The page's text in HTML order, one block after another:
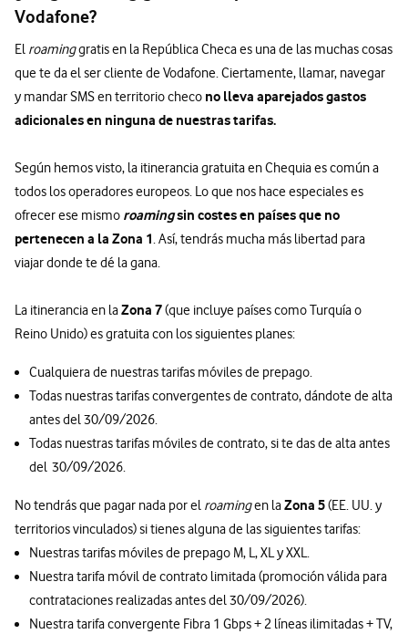
Vodafone?
El roaminggratis en la República Checa es una de las muchas cosas
que te da el ser cliente de Vodafone. Ciertamente, llamar, navegar
y mandar SMS en territorio checo no lleva aparejados gastos
adicionales en ninguna de nuestras tarifas.
Según hemos visto, la itinerancia gratuita en Chequia es común a
todos los operadores europeos. Lo que nos hace especiales es
ofrecer ese mismo roamingsin costes en países que no
pertenecen a la Zona 1. Así, tendrás mucha más libertad para
viajar donde te dé la gana.
La itinerancia en laZona 7(que incluye países como Turquía o
Reino Unido) es gratuita con los siguientes planes:
Cualquiera de nuestras tarifas móviles de prepago.
Todas nuestras tarifas convergentes de contrato, dándote de alta
antes del 30/09/2026.
Todas nuestras tarifas móviles de contrato, si te das de alta antes
del 30/09/2026.
No tendrás que pagar nada por el roamingen laZona 5(EE. UU. y
territorios vinculados) si tienes alguna de las siguientes tarifas:
Nuestras tarifas móviles de prepago M, L, XL y XXL.
Nuestra tarifa móvil de contrato limitada (promoción válida para
contrataciones realizadas antes del 30/09/2026).
Nuestra tarifa convergente Fibra 1 Gbps + 2 líneas ilimitadas + TV,